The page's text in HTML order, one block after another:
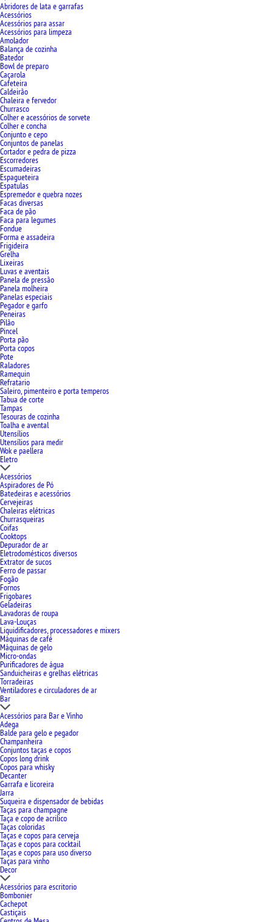
Abridores de lata e garrafas
Acessórios
Acessórios para assar
Acessórios para limpeza
Amolador
Balança de cozinha
Batedor
Bowl de preparo
Caçarola
Cafeteira
Caldeirão
Chaleira e fervedor
Churrasco
Colher e acessórios de sorvete
Colher e concha
Conjunto e cepo
Conjuntos de panelas
Cortador e pedra de pizza
Escorredores
Escumadeiras
Espagueteira
Espatulas
Espremedor e quebra nozes
Facas diversas
Faca de pão
Faca para legumes
Fondue
Forma e assadeira
Frigideira
Grelha
Lixeiras
Luvas e aventais
Panela de pressão
Panela molheira
Panelas especiais
Pegador e garfo
Peneiras
Pilão
Pincel
Porta pão
Porta copos
Pote
Raladores
Ramequin
Refratario
Saleiro, pimenteiro e porta temperos
Tabua de corte
Tampas
Tesouras de cozinha
Toalha e avental
Utensílios
Utensílios para medir
Wok e paellera
Eletro
Acessórios
Aspiradores de Pó
Batedeiras e acessórios
Cervejeiras
Chaleiras elétricas
Churrasqueiras
Coifas
Cooktops
Depurador de ar
Eletrodomésticos diversos
Extrator de sucos
Ferro de passar
Fogão
Fornos
Frigobares
Geladeiras
Lavadoras de roupa
Lava-Louças
Liquidificadores, processadores e mixers
Máquinas de café
Máquinas de gelo
Micro-ondas
Purificadores de água
Sanduicheiras e grelhas elétricas
Torradeiras
Ventiladores e circuladores de ar
Bar
Acessórios para Bar e Vinho
Adega
Balde para gelo e pegador
Champanheira
Conjuntos taças e copos
Copos long drink
Copos para whisky
Decanter
Garrafa e licoreira
Jarra
Suqueira e dispensador de bebidas
Taças para champagne
Taça e copo de acrilico
Taças coloridas
Taças e copos para cerveja
Taças e copos para cocktail
Taças e copos para uso diverso
Taças para vinho
Decor
Acessórios para escritorio
Bombonier
Cachepot
Castiçais